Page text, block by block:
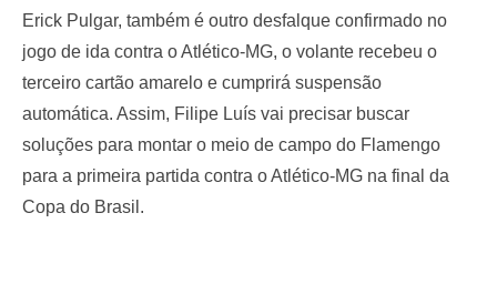
Erick Pulgar, também é outro desfalque confirmado no
jogo de ida contra o Atlético-MG, o volante recebeu o
terceiro cartão amarelo e cumprirá suspensão
automática. Assim, Filipe Luís vai precisar buscar
soluções para montar o meio de campo do Flamengo
para a primeira partida contra o Atlético-MG na final da
Copa do Brasil.